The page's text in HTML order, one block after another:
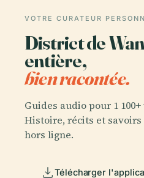
VOTRE CURATEUR
District de
entière,
bien racontée.
Guides audio pour 1
Histoire, récits et
hors ligne.
Télécharger